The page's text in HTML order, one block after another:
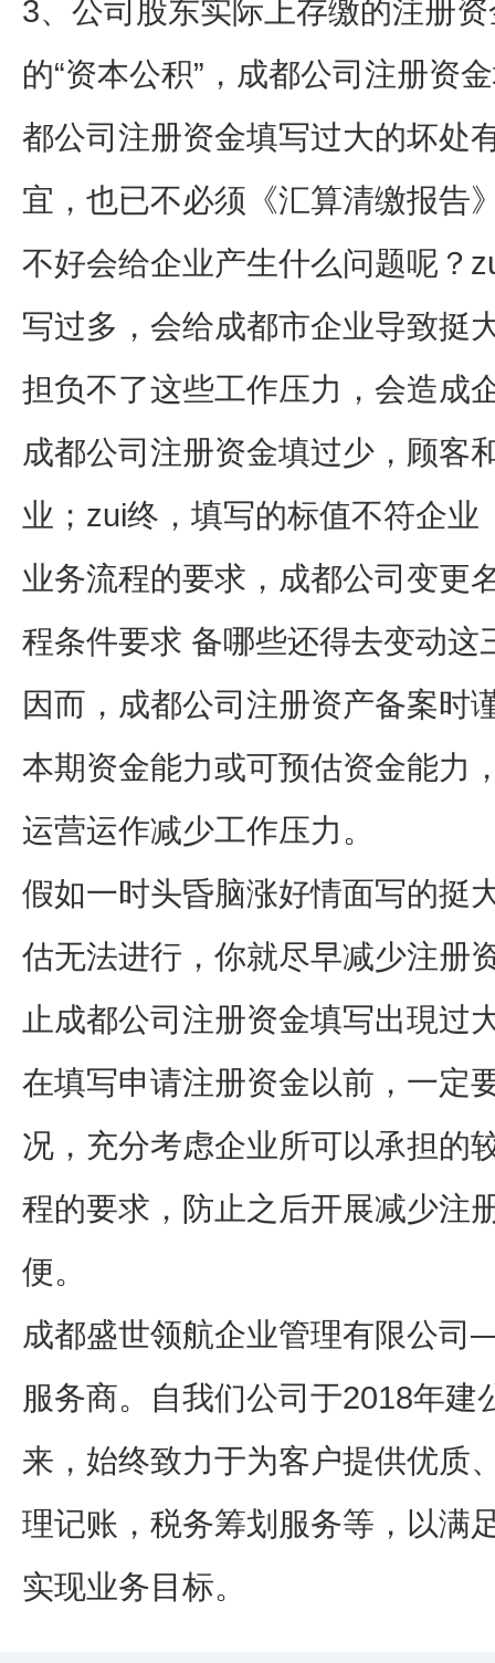
3、公司股东实际上存缴的注册
的“资本公积”，成都公司注册资
都公司注册资金填写过大的坏处
宜，也已不必须《汇算清缴报
不好会给企业产生什么问题呢？
写过多，会给成都市企业导致挺
担负不了这些工作压力，会造成
成都公司注册资金填过少，顾客
业；zui终，填写的标值不符企业
业务流程的要求，成都公司变更
程条件要求 备哪些还得去变
因而，成都公司注册资产备案时
本期资金能力或可预估资金能力
运营运作减少工作压力。
假如一时头昏脑涨好情面写的挺
估无法进行，你就尽早减少注
止成都公司注册资金填写出現过
在填写申请注册资金以前，一定
况，充分考虑企业所可以承担的
程的要求，防止之后开展减少注
便。
成都盛世领航企业管理有限公
服务商。自我们公司于2018年建
来，始终致力于为客户提供优质
理记账，税务筹划服务等，以满
实现业务目标。